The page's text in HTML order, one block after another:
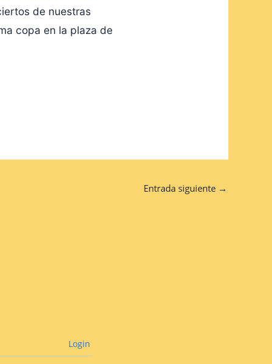
de nuestras
copa en la plaza de
Entrada siguiente →
Login